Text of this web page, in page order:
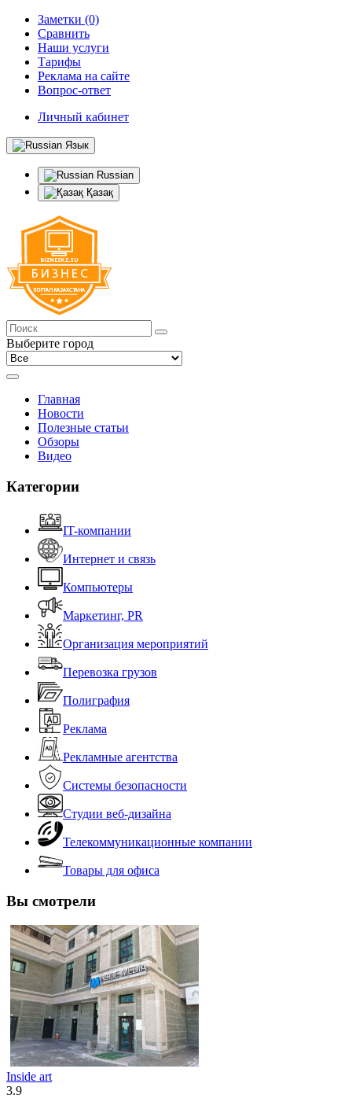
Заметки (0)
Сравнить
Наши услуги
Тарифы
Реклама на сайте
Вопрос-ответ
Личный кабинет
Язык
Russian
Қазақ
Выберите город
Главная
Новости
Полезные статьи
Обзоры
Видео
Категории
IT-компании
Интернет и связь
Компьютеры
Маркетинг, PR
Организация мероприятий
Перевозка грузов
Полиграфия
Реклама
Рекламные агентства
Системы безопасности
Студии веб-дизайна
Телекоммуникационные компании
Товары для офиса
Вы смотрели
Inside art
3.9